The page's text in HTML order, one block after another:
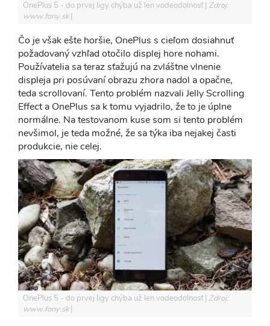
OnePlus 5 - do prvej ligy chýba už len vodeodolnosť Zdroj:
www.fony.sk
Čo je však ešte horšie, OnePlus s cieľom dosiahnuť
požadovaný vzhľad otočilo displej hore nohami.
Používatelia sa teraz sťažujú na zvláštne vlnenie
displeja pri posúvaní obrazu zhora nadol a opačne,
teda scrollovaní. Tento problém nazvali Jelly Scrolling
Effect a OnePlus sa k tomu vyjadrilo, že to je úplne
normálne. Na testovanom kuse som si tento problém
nevšimol, je teda možné, že sa týka iba nejakej časti
produkcie, nie celej.
OnePlus 5 - do prvej ligy chýba už len vodeodolnosť Zdroj:
www.fony.sk